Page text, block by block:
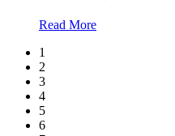
Read More
1
2
3
4
5
6